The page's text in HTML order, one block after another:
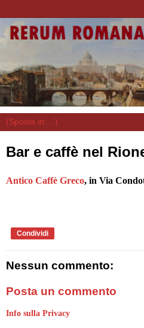
Bar e caffè nel
Antico Caffè Greco, in Via
Condividi
Nessun commento:
Posta un commento
Info sulla Privacy